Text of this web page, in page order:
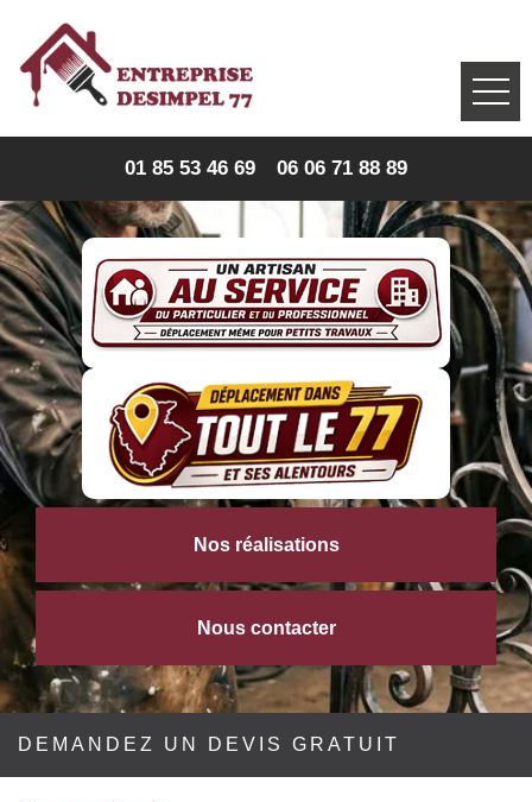
01 85 53 46 69 06 06 71 88 89
Nos réalisations
Nous contacter
DEMANDEZ UN DEVIS GRATUIT